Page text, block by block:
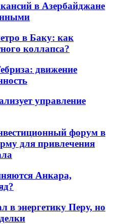
в Азербайджане
в Баку: как
коллапса?
движение
управление
форум в
для привлечения
Анкара,
в энергетику Перу, но